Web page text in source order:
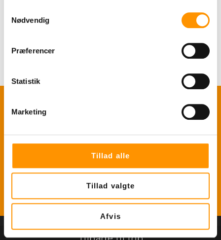
Nødvendig
Præferencer
Statistik
Marketing
Tillad alle
Tillad valgte
Afvis
mail til
salg@vestergaardnu.dk
Skriv dig op til at få tilbud og
nyheder direkte